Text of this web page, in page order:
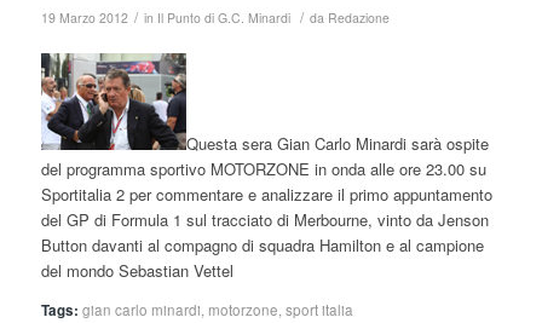
19 Marzo 2012 / in Il Punto di G.C. Minardi / da Redazione
Questa sera Gian Carlo Minardi sarà ospite
del programma sportivo MOTORZONE in onda alle ore 23.00 su
Sportitalia 2 per commentare e analizzare il primo appuntamento
del GP di Formula 1 sul tracciato di Merbourne, vinto da Jenson
Button davanti al compagno di squadra Hamilton e al campione
del mondo Sebastian Vettel
Tags: gian carlo minardi motorzone sport italia